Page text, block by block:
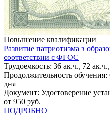
Повышение квалификации
Развитие патриотизма в
соответствии с ФГОС
Трудоемкость: 36 ак.ч., 72
Продолжительность
дня
Документ: Удостоверение
от 950 руб.
ПОДРОБНО